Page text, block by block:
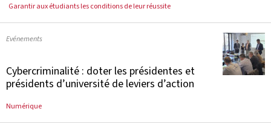
Garantir aux étudiants les conditions de leur réussite
Evénements
Cybercriminalité : doter les présidentes et
présidents d’université de leviers d’action
Numérique